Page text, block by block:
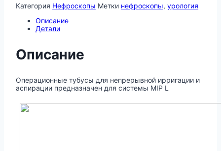
Категория Нефроскопы Метки нефроскопы, урология
Описание
Детали
Описание
Операционные тубусы для непрерывной ирригации и
аспирации предназначен для системы MIP L